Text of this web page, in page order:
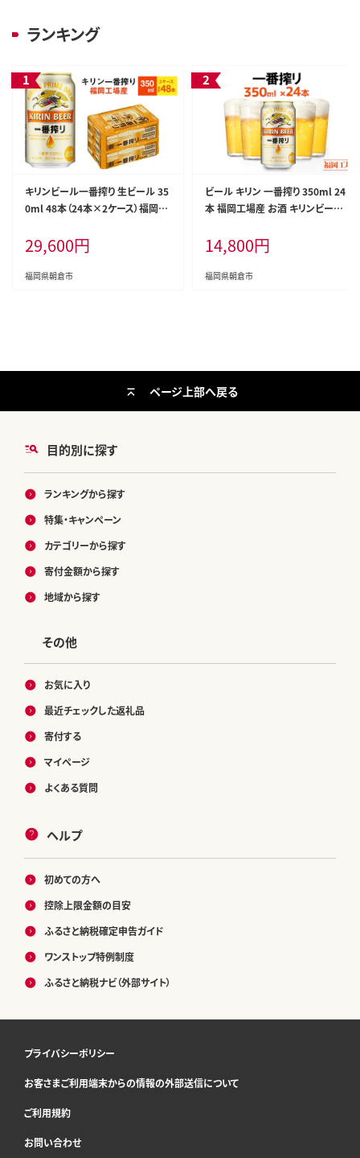
ランキング
キリンビール一番搾り 生ビール 35
0ml 48本（24本×2ケース）福岡工
り キリン一番搾り 1週間以内 発送
29,600円
福岡県朝倉市
ビール キリン 一番搾り 350ml 24
本 福岡工場産 お酒 キリンビール
ケース 一番搾り麦汁 麦100％ すみ
きった味わい
14,800円
福岡県朝倉市
目的別に探す
ランキングから探す
特集・キャンペーン
カテゴリーから探す
寄付金額から探す
地域から探す
その他
お気に入り
最近チェックした返礼品
寄付する
マイページ
よくある質問
ヘルプ
初めての方へ
控除上限金額の目安
ふるさと納税確定申告ガイド
ワンストップ特例制度
ふるさと納税ナビ（外部サイト）
ページ上部へ戻る
プライバシーポリシー
お客さまご利用端末からの情報の外部送信について
ご利用規約
お問い合わせ